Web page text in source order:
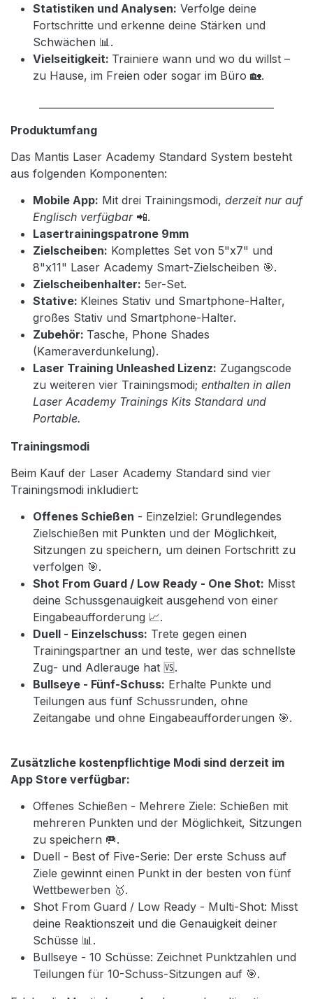
Statistiken und Analysen: Verfolge deine
Fortschritte und erkenne deine Stärken und
Schwächen 📊.
Vielseitigkeit: Trainiere wann und wo du willst –
zu Hause, im Freien oder sogar im Büro 🏡.
Produktumfang
Das Mantis Laser Academy Standard System besteht
aus folgenden Komponenten:
Mobile App: Mit drei Trainingsmodi, derzeit nur auf
Englisch verfügbar📲.
Lasertrainingspatrone 9mm
Zielscheiben: Komplettes Set von 5"x7" und
8"x11" Laser Academy Smart-Zielscheiben 🎯.
Zielscheibenhalter: 5er-Set.
Stative: Kleines Stativ und Smartphone-Halter,
großes Stativ und Smartphone-Halter.
Zubehör: Tasche, Phone Shades
(Kameraverdunkelung).
Laser Training Unleashed Lizenz: Zugangscode
zu weiteren vier Trainingsmodi; enthalten in allen
Laser Academy Trainings Kits Standard und
Portable.
Trainingsmodi
Beim Kauf der Laser Academy Standard sind vier
Trainingsmodi inkludiert:
Offenes Schießen - Einzelziel: Grundlegendes
Zielschießen mit Punkten und der Möglichkeit,
Sitzungen zu speichern, um deinen Fortschritt zu
verfolgen 🎯.
Shot From Guard / Low Ready - One Shot: Misst
deine Schussgenauigkeit ausgehend von einer
Eingabeaufforderung 📈.
Duell - Einzelschuss: Trete gegen einen
Trainingspartner an und teste, wer das schnellste
Zug- und Adlerauge hat 🆚.
Bullseye - Fünf-Schuss: Erhalte Punkte und
Teilungen aus fünf Schussrunden, ohne
Zeitangabe und ohne Eingabeaufforderungen 🎯.
Zusätzliche kostenpflichtige Modi sind derzeit im
App Store verfügbar:
Offenes Schießen - Mehrere Ziele: Schießen mit
mehreren Punkten und der Möglichkeit, Sitzungen
zu speichern 🥅.
Duell - Best of Five-Serie: Der erste Schuss auf
Ziele gewinnt einen Punkt in der besten von fünf
Wettbewerben 🥇.
Shot From Guard / Low Ready - Multi-Shot: Misst
deine Reaktionszeit und die Genauigkeit deiner
Schüsse 📊.
Bullseye - 10 Schüsse: Zeichnet Punktzahlen und
Teilungen für 10-Schuss-Sitzungen auf 🎯.